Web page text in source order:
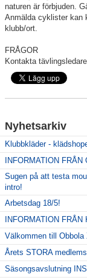
naturen är förbjuden.
Anmälda cyklister kan
klubb/ort.
FRÅGOR
Kontakta
Nyhetsarkiv
Klubbkläder -
INFORMATION
Sugen på att testa
intro!
Arbetsdag 18/5!
INFORMATION FRÅN
Välkommen till Obbola
Årets STORA
Säsongsavslutning